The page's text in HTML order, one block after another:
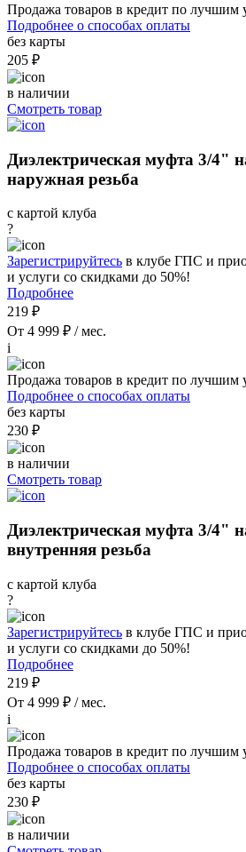
Продажа товаров в кредит по лучшим
Подробнее о способах оплаты
без карты
205 ₽
в наличии
Смотреть товар
Диэлектрическая муфта 3/4"
наружная резьба
с картой клуба
?
Зарегистрируйтесь в клубе ГПС и
и услуги со скидками до 50%!
Подробнее
219 ₽
От 4 999 ₽ / мес.
i
Продажа товаров в кредит по лучшим
Подробнее о способах оплаты
без карты
230 ₽
в наличии
Смотреть товар
Диэлектрическая муфта 3/4"
внутренняя резьба
с картой клуба
?
Зарегистрируйтесь в клубе ГПС и
и услуги со скидками до 50%!
Подробнее
219 ₽
От 4 999 ₽ / мес.
i
Продажа товаров в кредит по лучшим
Подробнее о способах оплаты
без карты
230 ₽
в наличии